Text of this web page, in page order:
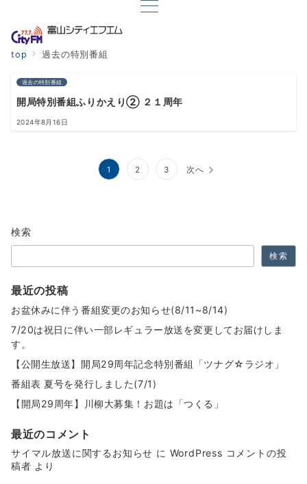
top 過去の特別番組
過去の特別番組
開局特別番組ふりかえり② ２１周年
2024年8月16日
ペ
ー
ジ
送
り
1 2 3 次へ
検索
検索
最近の投稿
お盆休みに伴う番組変更のお知らせ(8/11~8/14)
7/20は祝日に伴い一部レギュラー放送を変更してお届けしま
す。
【公開生放送】開局29周年記念特別番組「ツナグ☆ラジオ」
番組表 夏号を発行しました(7/1)
【開局29周年】川柳大募集！お題は「つくる」
最近のコメント
サイマル放送に関するお知らせ に WordPress コメントの投
稿者 より